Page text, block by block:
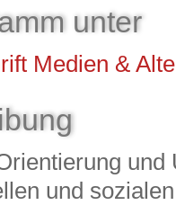
unter
Medien &
und